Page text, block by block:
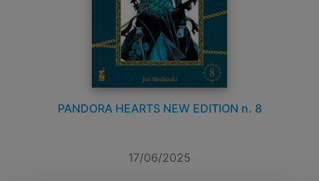
PANDORA HEARTS NEW EDITION n. 8
17/06/2025